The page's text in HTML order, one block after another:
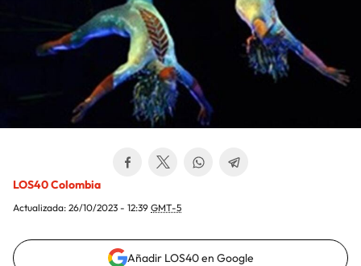
LOS40 Colombia
Actualizada: 26/10/2023 - 12:39 GMT-5
Añadir LOS40 en Google